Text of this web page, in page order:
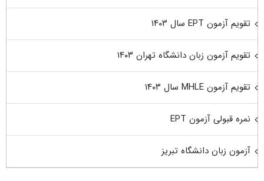
تقویم آزمون EPT سال ۱۴۰۳
تقویم آزمون زبان دانشگاه تهران ۱۴۰۳
تقویم آزمون MHLE سال ۱۴۰۳
نمره قبولی آزمون EPT
آزمون زبان دانشگاه تبریز